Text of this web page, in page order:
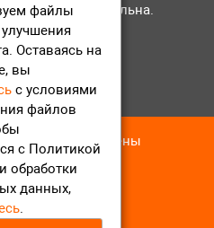
tvr24.tv обязательна.
Все права защищены
файлы
Оставаясь на
вы
с условиями
файлов
с Политикой
обработки
данных,
.